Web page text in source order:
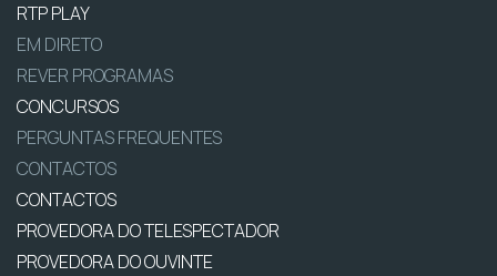
RTP PLAY
EM DIRETO
REVER PROGRAMAS
CONCURSOS
PERGUNTAS FREQUENTES
CONTACTOS
CONTACTOS
PROVEDORA DO TELESPECTADOR
PROVEDORA DO OUVINTE